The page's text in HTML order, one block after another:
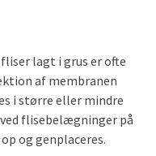
lagt i grus er ofte
af membranen
i større eller mindre
flisebelægninger på
og genplaceres.